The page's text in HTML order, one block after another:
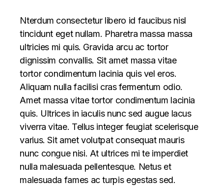
Nterdum consectetur libero id faucibus nisl
tincidunt eget nullam. Pharetra massa massa
ultricies mi quis. Gravida arcu ac tortor
dignissim convallis. Sit amet massa vitae
tortor condimentum lacinia quis vel eros.
Aliquam nulla facilisi cras fermentum odio.
Amet massa vitae tortor condimentum lacinia
quis. Ultrices in iaculis nunc sed augue lacus
viverra vitae. Tellus integer feugiat scelerisque
varius. Sit amet volutpat consequat mauris
nunc congue nisi. At ultrices mi te imperdiet
nulla malesuada pellentesque. Netus et
malesuada fames ac turpis egestas sed.